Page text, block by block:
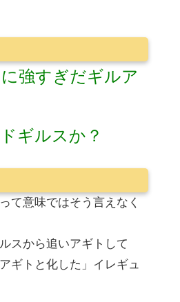
強すぎだギルア
ギルスか？
て意味ではそう言えなく
スから追いアギトして
ギトと化した」イレギュ